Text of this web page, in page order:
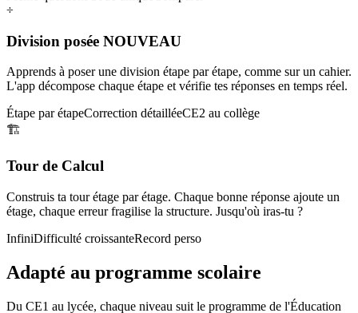
÷
Division posée NOUVEAU
Apprends à poser une division étape par étape, comme sur un cahier.
L'app décompose chaque étape et vérifie tes réponses en temps réel.
Étape par étapeCorrection détailléeCE2 au collège
🏗️
Tour de Calcul
Construis ta tour étage par étage. Chaque bonne réponse ajoute un
étage, chaque erreur fragilise la structure. Jusqu'où iras-tu ?
InfiniDifficulté croissanteRecord perso
Adapté au programme scolaire
Du CE1 au lycée, chaque niveau suit le programme de l'Éducation